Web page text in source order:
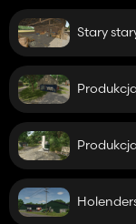
Stary